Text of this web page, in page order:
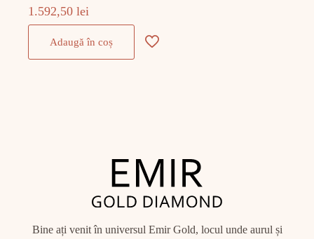
1.592,50lei
Adaugă în coș
Bine ați venit în universul Emir Gold, locul unde aurul și